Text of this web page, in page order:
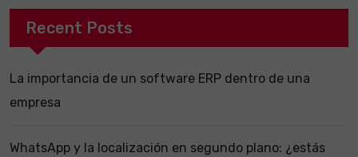
Recent Posts
La importancia de un software ERP dentro de una
empresa
WhatsApp y la localización en segundo plano: ¿estás